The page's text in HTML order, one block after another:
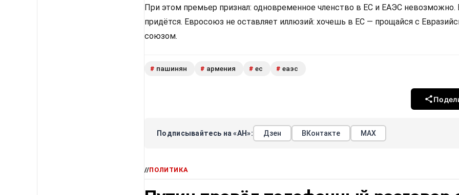
При этом премьер признал: одновременное членство в ЕС и ЕАЭС невозможно.
придётся. Евросоюз не оставляет иллюзий: хочешь в ЕС — прощайся с
союзом.
# пашинян # армения # ес # еаэс
Подписывайтесь на «АН»: Дзен ВКонтакте МАХ
//ПОЛИТИКА